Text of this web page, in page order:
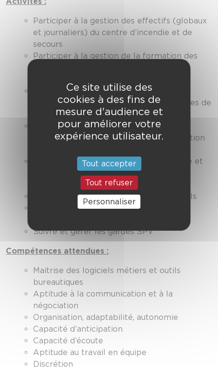
Participer à la gestion des effectifs (globaux
et journaliers) du centre d’incendie et de
secours
Participer à la gestion de la formation des
Participer à la gestion administrative du
temps de travail et des différents régimes de
travail
Réceptionner, traiter et diffuser les
informations liées à l’emploi et la formation
Être référent des officiers chefs de salle et
des personnels du CTA CODIS dans le
Suivre l’aptitude médicale des personnels
Mettre à jour les tableaux de bord /
Suivre et gérer les gardes SPV
Compétences attendues :
Maitrise des logiciels métiers et outils
bureautiques
Aptitude à la communication et à la
négociation
Organisation, adaptabilité, autonomie
Capacité d’anticipation
Capacité d’écoute
Aptitude au travail en équipe
Discrétion
Ce site utilise des
cookies à des fins de
mesure d'audience et
pour améliorer votre
expérience utilisateur.
Tout accepter
Tout refuser
Personnaliser